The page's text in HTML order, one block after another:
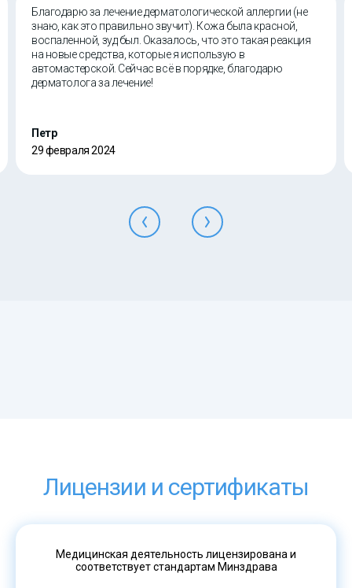
Благодарю за лечение дерматологической аллергии (не
знаю, как это правильно звучит). Кожа была красной,
воспаленной, зуд был. Оказалось, что это такая реакция
на новые средства, которые я использую в
автомастерской. Сейчас всё в порядке, благодарю
дерматолога за лечение!
Петр
29 февраля 2024
Лицензии и сертификаты
Медицинская деятельность лицензирована и
соответствует стандартам Минздрава